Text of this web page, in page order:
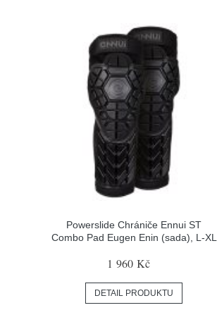
Powerslide Chrániče Ennui ST
Combo Pad Eugen Enin (sada), L-XL
1 960 Kč
DETAIL PRODUKTU